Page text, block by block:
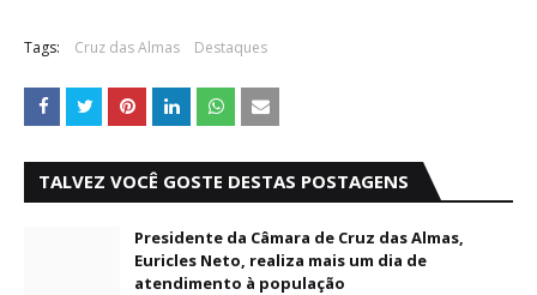
Tags: Cruz das Almas Destaques
TALVEZ VOCÊ GOSTE DESTAS POSTAGENS
Presidente da Câmara de Cruz das Almas,
Euricles Neto, realiza mais um dia de
atendimento à população